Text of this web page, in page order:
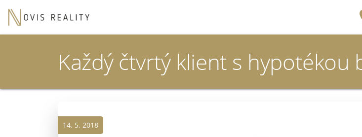
Každý čtvrtý klient s hypotékou
14. 5. 2018